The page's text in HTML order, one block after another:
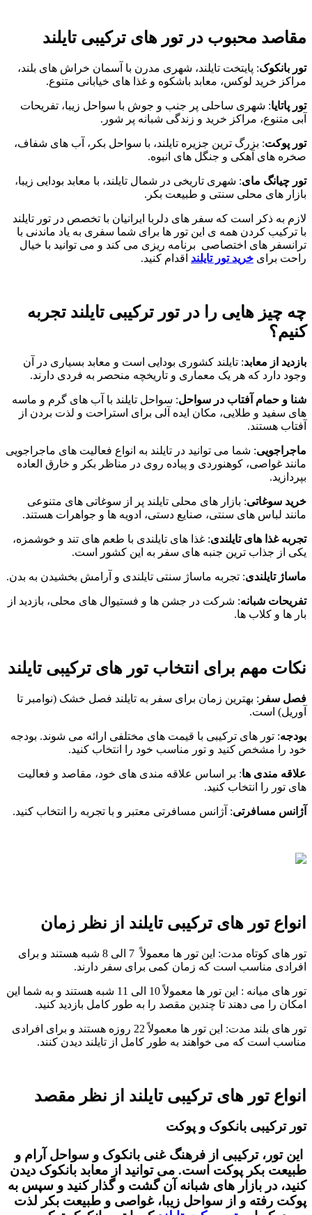
مقاصد محبوب در تور های ترکیبی تایلند
تور بانکوک: پایتخت تایلند، شهری مدرن با آسمان‌ خراش ‌های بلند،
مراکز خرید لوکس، معابد باشکوه و غذا های خیابانی متنوع.
تور پاتایا: شهری ساحلی پر جنب و جوش با سواحل زیبا، تفریحات
آبی متنوع، مراکز خرید و زندگی شبانه پر شور.
تور پوکت: بزرگ ترین جزیره تایلند، با سواحل بکر، آب ‌های شفاف،
صخره‌ های آهکی و جنگل‌ های انبوه.
تور چیانگ مای: شهری تاریخی در شمال تایلند، با معابد بودایی زیبا،
بازار های محلی سنتی و طبیعت بکر.
لازم به ذکر است که سفر های دلربا ایرانیان با تخصص در تور تایلند
با ترکیب کردن همه ی این تور ها برای شما سفری به یاد ماندنی با
ترانسفر های اختصاصی برنامه ریزی می کند و می توانید با خیال
راحت برای خرید تور تایلند اقدام کنید.
چه چیز هایی را در تور ترکیبی تایلند تجربه
کنیم؟
بازدید از معابد: تایلند کشوری بودایی است و معابد بسیاری در آن
وجود دارد که هر یک معماری و تاریخچه منحصر به فردی دارند.
شنا و حمام آفتاب در سواحل: سواحل تایلند با آب ‌های گرم و ماسه‌
های سفید و طلایی، مکان ایده ‌آلی برای استراحت و لذت بردن از
آفتاب هستند.
ماجراجویی: شما می ‌توانید در تایلند به انواع فعالیت‌ های ماجراجویی
مانند غواصی، کوهنوردی و پیاده ‌روی در مناظر بکر و خارق العاده
بپردازید.
خرید سوغاتی: بازار های محلی تایلند پر از سوغاتی‌ های متنوعی
مانند لباس‌ های سنتی، صنایع دستی، ادویه‌ ها و جواهرات هستند.
تجربه غذا های تایلندی: غذا های تایلندی با طعم ‌های تند و خوشمزه،
یکی از جذاب‌ ترین جنبه ‌های سفر به این کشور است.
ماساژ تایلندی: تجربه ماساژ سنتی تایلندی و آرامش بخشیدن به بدن.
تفریحات شبانه: شرکت در جشن ‌ها و فستیوال ‌های محلی، بازدید از
بار ها و کلاب ‌ها.
نکات مهم برای انتخاب تور های ترکیبی تایلند
فصل سفر : بهترین زمان برای سفر به تایلند فصل خشک (نوامبر تا
آوریل) است.
بودجه: تور های ترکیبی با قیمت‌ های مختلفی ارائه می ‌شوند. بودجه
خود را مشخص کنید و تور مناسب خود را انتخاب کنید.
علاقه ‌مندی‌ ها: بر اساس علاقه ‌مندی ‌های خود، مقاصد و فعالیت
‌های تور را انتخاب کنید.
آژانس مسافرتی: آژانس مسافرتی معتبر و با تجربه را انتخاب کنید.
انواع تور های ترکیبی تایلند از نظر زمان
تور های کوتاه مدت: این تور ها معمولاً 7 الی 8 شبه هستند و برای
افرادی مناسب است که زمان کمی برای سفر دارند.
تور های میانه : این تور ها معمولاً 10 الی 11 شبه هستند و به شما این
امکان را می ‌دهند تا چندین مقصد را به طور کامل بازدید کنید.
تور های بلند مدت: این تور ها معمولاً 22 روزه هستند و برای افرادی
مناسب است که می ‌خواهند به طور کامل از تایلند دیدن کنند.
انواع تور های ترکیبی تایلند از نظر مقصد
تور ترکیبی بانکوک و پوکت
این تور، ترکیبی از فرهنگ غنی بانکوک و سواحل آرام و
طبیعت بکر پوکت است. می‌ توانید از معابد بانکوک دیدن
کنید، در بازار های شبانه آن گشت و گذار کنید و سپس به
پوکت رفته و از سواحل زیبا، غواصی و طبیعت بکر لذت